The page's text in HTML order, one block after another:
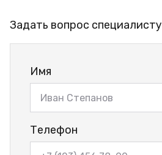
Задать вопрос специалисту
Имя
Телефон